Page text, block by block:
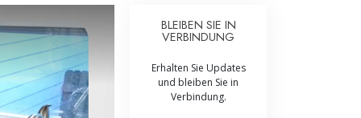
für
DiensteBeistände bei Krankheiten und
Ehe
BLEIBEN SIE IN
VERBINDUNG
Erhalten Sie Updates
und bleiben Sie in
Verbindung.